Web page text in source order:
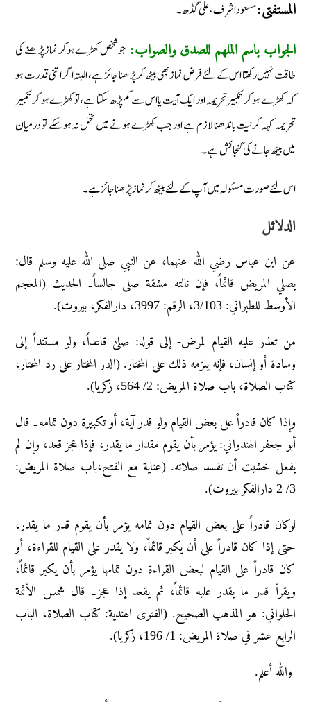
المستفتی:مسعود اشرف، علی گڈھ۔
الجواب باسم الملھم للصدق والصواب: جو شخص کھڑے ہوکر نماز پڑھنے کی
طاقت نہیں رکھتا اس کے لئے فرض نماز بھی بیٹھ کر پڑھنا جائز ہے، البتہ اگر اتنی قدرت ہو
کہ کھڑے ہو کر تکبیر تحریمہ اور ایک آیت یا اس سے کم پڑھ سکتا ہے، تو کھڑے ہو کر تکبیر
تحریمہ کہہ کر نیت باندھنا لازم ہے اور جب کھڑے ہونے میں تحمل نہ ہو سکے تو درمیان
میں بیٹھ جانے کی گنجائش ہے۔
اس لئے صورت مسئولہ میں آپ کے لئے بیٹھ کر نماز پڑھنا جائز ہے۔
الدلائل
عن ابن عباس رضي الله عنهما، عن النبي صلی ﷲ علیه وسلم قال:
یصلي المریض قائماً، فإن نالته مشقة صلی جالساً۔ الحدیث (المعجم
الأوسط للطبراني: 3/103، الرقم: 3997، دارالفکر، بيروت).
من تعذر علیه القیام لمرض- إلی قوله: صلیٰ قاعداً، ولو مستنداً إلی
وسادۃ أو إنسان، فإنه یلزمه ذلك علی المختار. (الدر المختار علی رد المحتار،
کتاب الصلاۃ، باب صلاۃ المریض: 2/ 564، زکریا).
وإذا کان قادراً علی بعض القیام ولو قدر آیة، أو تکبیرۃ دون تمامه۔ قال
أبو جعفر الهندواني: یؤمر بأن یقوم مقدار ما یقدر، فإذا عجز قعد، وإن لم
یفعل خشیت أن تفسد صلاته. (عنایة مع الفتح،باب صلاۃ المریض:
3/ 2 دارالفکر بیروت).
لوکان قادراً علی بعض القیام دون تمامه یؤمر بأن یقوم قدر ما یقدر،
حتی إذا کان قادراً علی أن یکبر قائماً، ولا یقدر علی القیام للقراءۃ، أو
کان قادراً علی القیام لبعض القراءۃ دون تمامها یؤمر بأن یکبر قائماً،
ویقرأ قدر ما یقدر علیه قائماً، ثم یقعد إذا عجز۔ قال شمس الأئمة
الحلواني: هو المذهب الصحیح. (الفتوى الهندية: کتاب الصلاۃ، الباب
الرابع عشر في صلاۃ المریض: 1/ 196، زکریا).
والله أعلم.